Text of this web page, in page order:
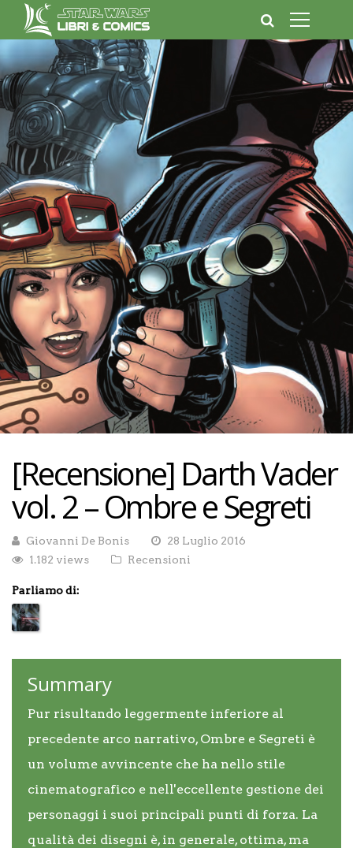
[Recensione] Darth Vader
vol. 2 – Ombre e Segreti
Giovanni De Bonis
28 Luglio 2016
1.182 views
Recensioni
Parliamo di:
Summary
Pur risultando leggermente inferiore al
precedente arco narrativo, Ombre e Segreti è
un volume avvincente che ha nello stile
cinematografico e nell'eccellente gestione dei
personaggi i suoi principali punti di forza. La
qualità dei disegni è, in generale, ottima, ma